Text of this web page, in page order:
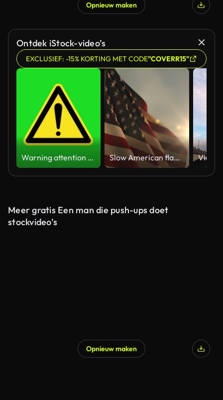
Opnieuw maken
Ontdek iStock-video’s
EXCLUSIEF: -15% KORTING MET CODE"COVERR15"
Warning attention yellow hazard message street sign 4k green screen caution animation Slow American flag at sunset during Memorial Day in the United States
Meer gratis Een man die push-ups doet
stockvideo’s
Opnieuw maken